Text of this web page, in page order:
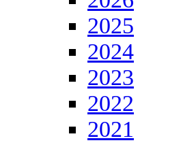
2025
2024
2023
2022
2021